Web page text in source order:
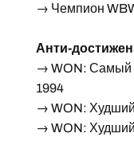
→ Чемпион
Анти-
→ WON: Самый
1994
→ WON:
→ WON: Худший